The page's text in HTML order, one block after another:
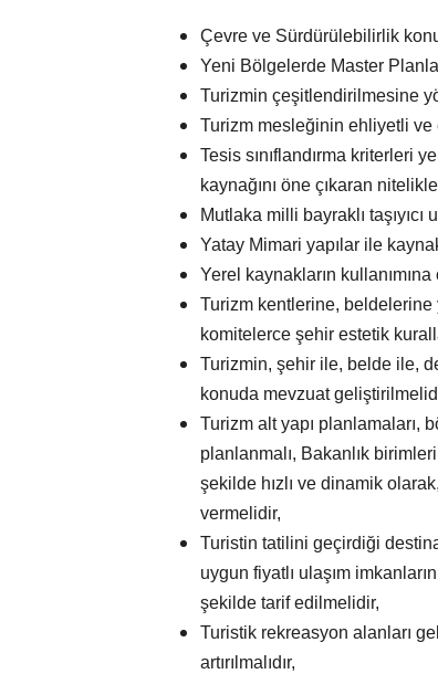
Çevre ve Sürdürülebilirlik
Yeni Bölgelerde Master
Turizmin çeşitlendirilmesine
Turizm mesleğinin ehliyetli ve
Tesis sınıflandırma kriterleri
kaynağını öne çıkaran
Mutlaka milli bayraklı
Yatay Mimari yapılar ile
Yerel kaynakların
Turizm kentlerine, beldelerine
komitelerce şehir estetik
Turizmin, şehir ile, belde ile,
konuda mevzuat
Turizm alt yapı planlamaları,
planlanmalı, Bakanlık
şekilde hızlı ve dinamik
vermelidir,
Turistin tatilini geçirdiği
uygun fiyatlı ulaşım
şekilde tarif edilmelidir,
Turistik rekreasyon alanları
artırılmalıdır,